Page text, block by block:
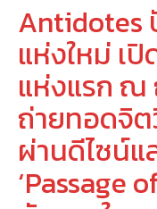
Antidotes
แห่งใหม่ เ
แห่งแรก ณ
ถ่ายทอดจิ
ผ่านดีไซน์แ
‘Passage